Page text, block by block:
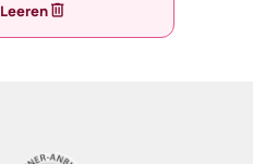
Leeren